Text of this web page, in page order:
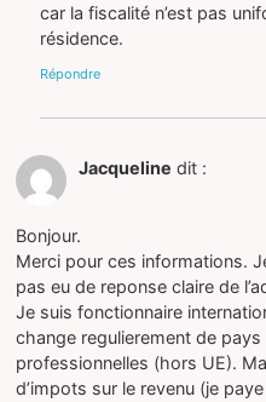
car la fiscalité n’est pas
résidence.
Répondre
Jacqueline dit :
Bonjour.
Merci pour ces informations.
pas eu de reponse claire de
Je suis fonctionnaire
change regulierement de
professionnelles (hors UE).
d’impots sur le revenu (je